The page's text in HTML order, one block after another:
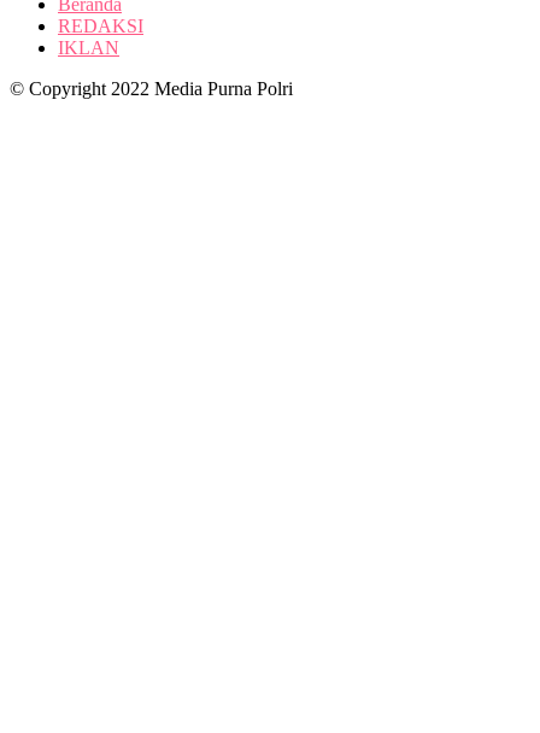
Beranda
REDAKSI
IKLAN
© Copyright 2022 Media Purna Polri